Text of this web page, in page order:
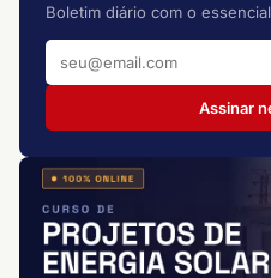
Boletim diário com o
Assinar